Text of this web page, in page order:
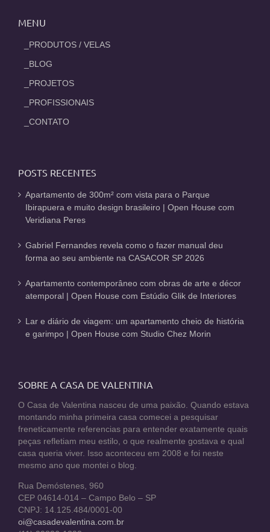
MENU
_PRODUTOS / VELAS
_BLOG
_PROJETOS
_PROFISSIONAIS
_CONTATO
POSTS RECENTES
Apartamento de 300m² com vista para o Parque
Ibirapuera e muito design brasileiro | Open House com
Veridiana Peres
Gabriel Fernandes revela como o fazer manual deu
forma ao seu ambiente na CASACOR SP 2026
Apartamento contemporâneo com obras de arte e décor
atemporal | Open House com Estúdio Glik de Interiores
Lar e diário de viagem: um apartamento cheio de história
e garimpo | Open House com Studio Chez Morin
SOBRE A CASA DE VALENTINA
O Casa de Valentina nasceu de uma paixão. Quando estava
montando minha primeira casa comecei a pesquisar
freneticamente referencias para entender exatamente quais
peças refletiam meu estilo, o que realmente gostava e qual
casa queria viver. Isso aconteceu em 2008 e foi neste
mesmo ano que montei o blog.
Rua Demóstenes, 960
CEP 04614-014 – Campo Belo – SP
CNPJ: 14.125.484/0001-00
oi@casadevalentina.com.br